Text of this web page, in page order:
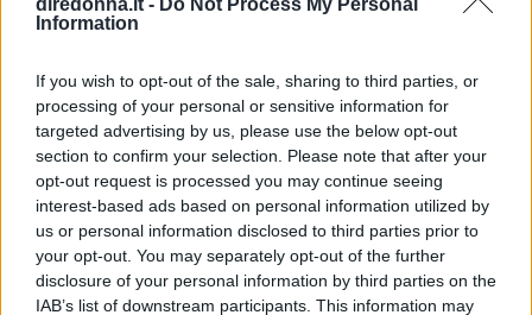
diredonna.it - Do Not Process My Personal
Information
If you wish to opt-out of the sale, sharing to third parties, or
processing of your personal or sensitive information for
targeted advertising by us, please use the below opt-out
section to confirm your selection. Please note that after your
opt-out request is processed you may continue seeing
interest-based ads based on personal information utilized by
us or personal information disclosed to third parties prior to
your opt-out. You may separately opt-out of the further
disclosure of your personal information by third parties on the
IAB’s list of downstream participants. This information may
La crema corpo Wonder Body
è uno dei
prodotti più venduti della linea Wonder Bee,
apprezzata soprattutto per la suaazione
anticellulite. La crema si compone infatti di una
serie di principi attivi che agiscono all’unisono
per rendere la pelle più tonica e compatta,
ovvero: